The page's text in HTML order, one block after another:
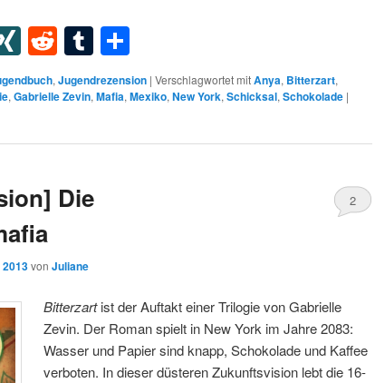
XINGRedditTumblr
, Jugendrezension | Verschlagwortet mitAnya, Bitterzart,
, Gabrielle Zevin, Mafia, Mexiko, New York, Schicksal, Schokolade |
Die
von Juliane
2
Bitterzartist der Auftakt einer Trilogie von Gabrielle
Zevin. Der Roman spielt in New York im Jahre 2083:
Wasser und Papier sind knapp, Schokolade und Kaffee
verboten. In dieser düsteren Zukunftsvision lebt die 16-